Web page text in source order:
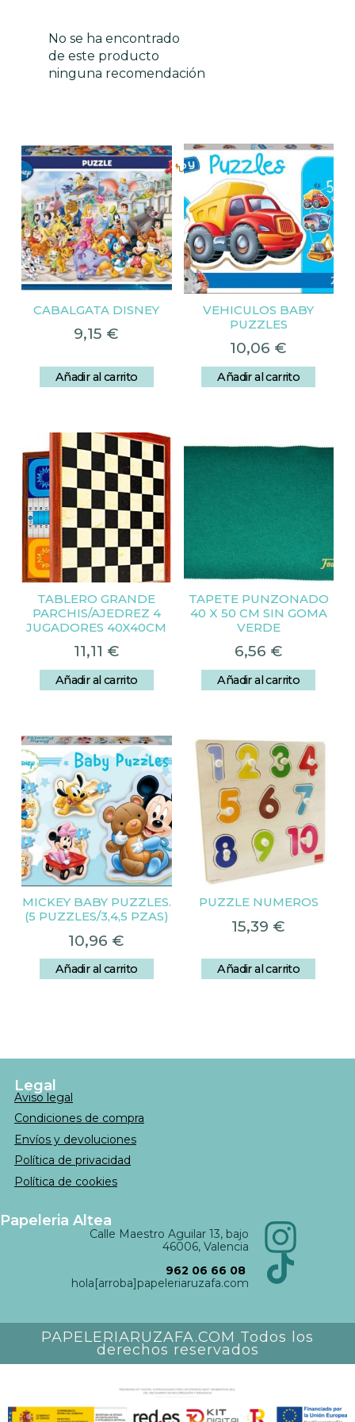
No se ha encontrado
de este producto
ninguna recomendación
Productos relacionados
CABALGATA DISNEY
9,15 €
Añadir al carrito
VEHICULOS BABY
PUZZLES
10,06 €
Añadir al carrito
TABLERO GRANDE
PARCHIS/AJEDREZ 4
JUGADORES 40X40CM
11,11 €
Añadir al carrito
TAPETE PUNZONADO
40 X 50 CM SIN GOMA
VERDE
6,56 €
Añadir al carrito
MICKEY BABY PUZZLES.
(5 PUZZLES/3,4,5 PZAS)
10,96 €
Añadir al carrito
PUZZLE NUMEROS
15,39 €
Añadir al carrito
Legal
Aviso legal
Condiciones de compra
Envíos y devoluciones
Política de privacidad
Política de cookies
Papeleria Altea
Calle Maestro Aguilar 13, bajo
46006, Valencia
962 06 66 08
hola[arroba]papeleriaruzafa.com
PAPELERIARUZAFA.COM Todos los
derechos reservados